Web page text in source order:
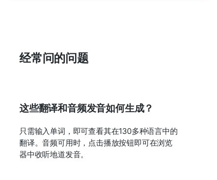
经常问的问题
这些翻译和音频发音如何生成？
只需输入单词，即可查看其在130多种语言中的
翻译。音频可用时，点击播放按钮即可在浏览
器中收听地道发音。